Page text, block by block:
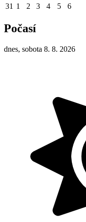
31 1 2 3 4 5 6
Počasí
dnes, sobota 8. 8. 2026